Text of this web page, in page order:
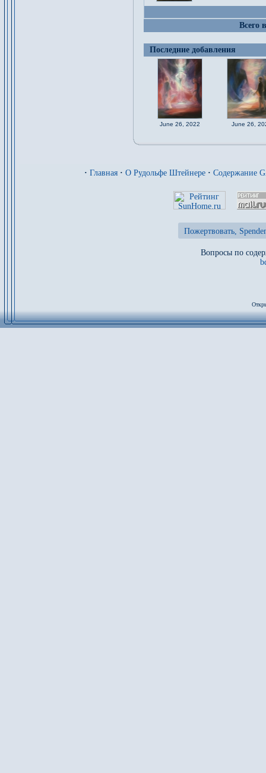
Всего
Последние добавления
June 26, 2022 June 26,
· Главная · О Рудольфе Штейнере · Содержание
Пожертвовать,
Вопросы по